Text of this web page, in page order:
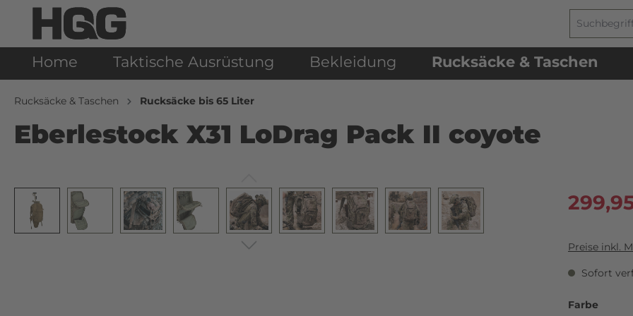
Home Taktische Ausrüstung Bekleidung Rucksäcke & Taschen
Rucksäcke & Taschen Rucksäcke bis 65 Liter
Eberlestock X31 LoDrag Pack II coyote
Preise inkl.
Sofort
Farbe